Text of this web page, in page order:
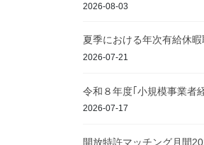
2026-08-03
夏季における年次有給休
2026-07-21
令和８年度｢小規模事業者
2026-07-17
開放特許マッチング月間